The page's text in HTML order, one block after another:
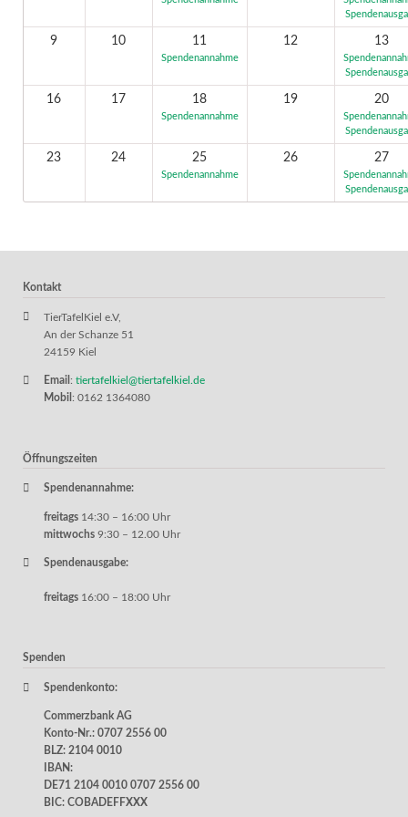
9 10 11
Spendenannahme
12 13
16 17 18
Spendenannahme
19 20
23 24 25
Spendenannahme
26 27
Kontakt
TierTafelKiel e.V,
An der Schanze 51
24159 Kiel
Email : tiertafelkiel@tiertafelkiel.de
Mobil : 0162 1364080
Öffnungszeiten
Spendenannahme:
freitags 14:30 – 16:00 Uhr
mittwochs 9:30 – 12.00 Uhr
Spendenausgabe:
freitags 16:00 – 18:00 Uhr
Spenden
Spendenkonto:
Commerzbank AG
Konto-Nr.: 0707 2556 00
BLZ: 2104 0010
IBAN:
DE71 2104 0010 0707 2556 00
BIC: COBADEFFXXX